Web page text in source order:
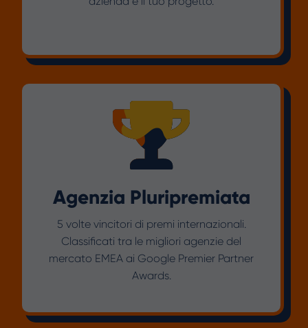
Agenzia Pluripremiata
5 volte vincitori di premi internazionali.
Classificati tra le migliori agenzie del
mercato EMEA ai Google Premier Partner
Awards.